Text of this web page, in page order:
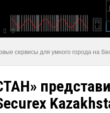
сервисы для умного города на